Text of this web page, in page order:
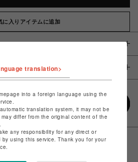
に入りアイテムに追加
translation>
into a foreign language using the
translation system, it may not be
differ from the original content of the
any responsibility for any direct or
by using this service. Thank you for your